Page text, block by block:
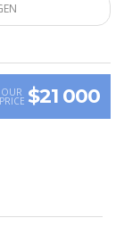
OUR
PRICE $21 000